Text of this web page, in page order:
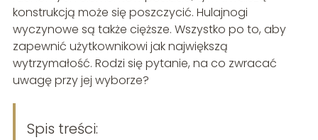
konstrukcją może się poszczycić. Hulajnogi
wyczynowe są także cięższe. Wszystko po to, aby
zapewnić użytkownikowi jak największą
wytrzymałość. Rodzi się pytanie, na co zwracać
uwagę przy jej wyborze?
Spis treści: